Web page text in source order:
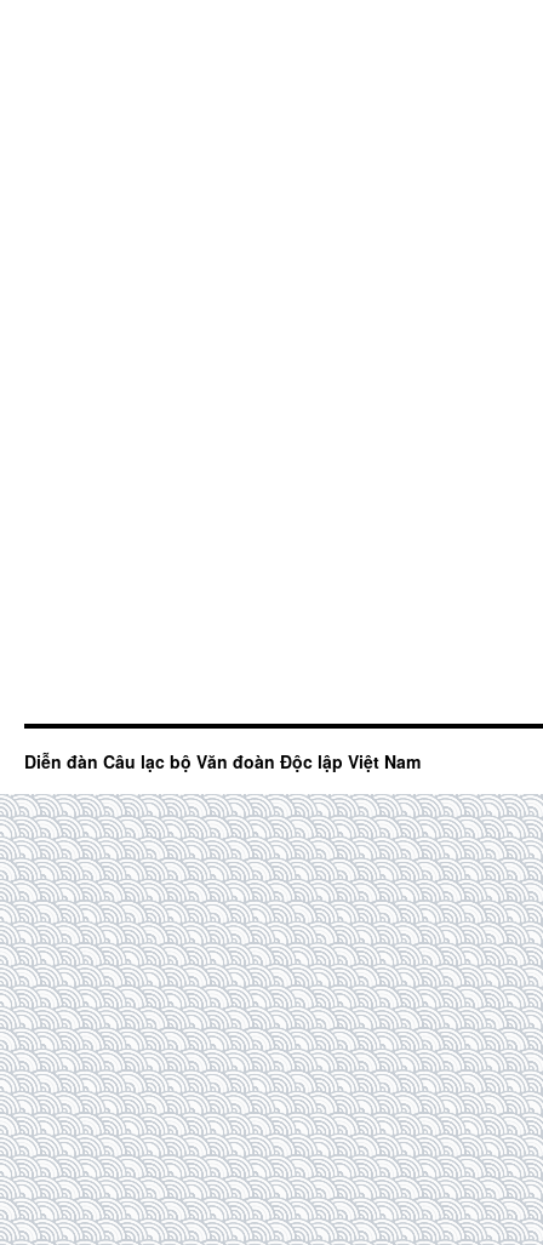
Diễn đàn Câu lạc bộ Văn đoàn Độc lập Việt Nam